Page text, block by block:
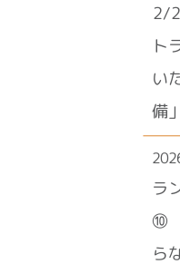
2/
ト
い
備」
ラ
⑩
ら